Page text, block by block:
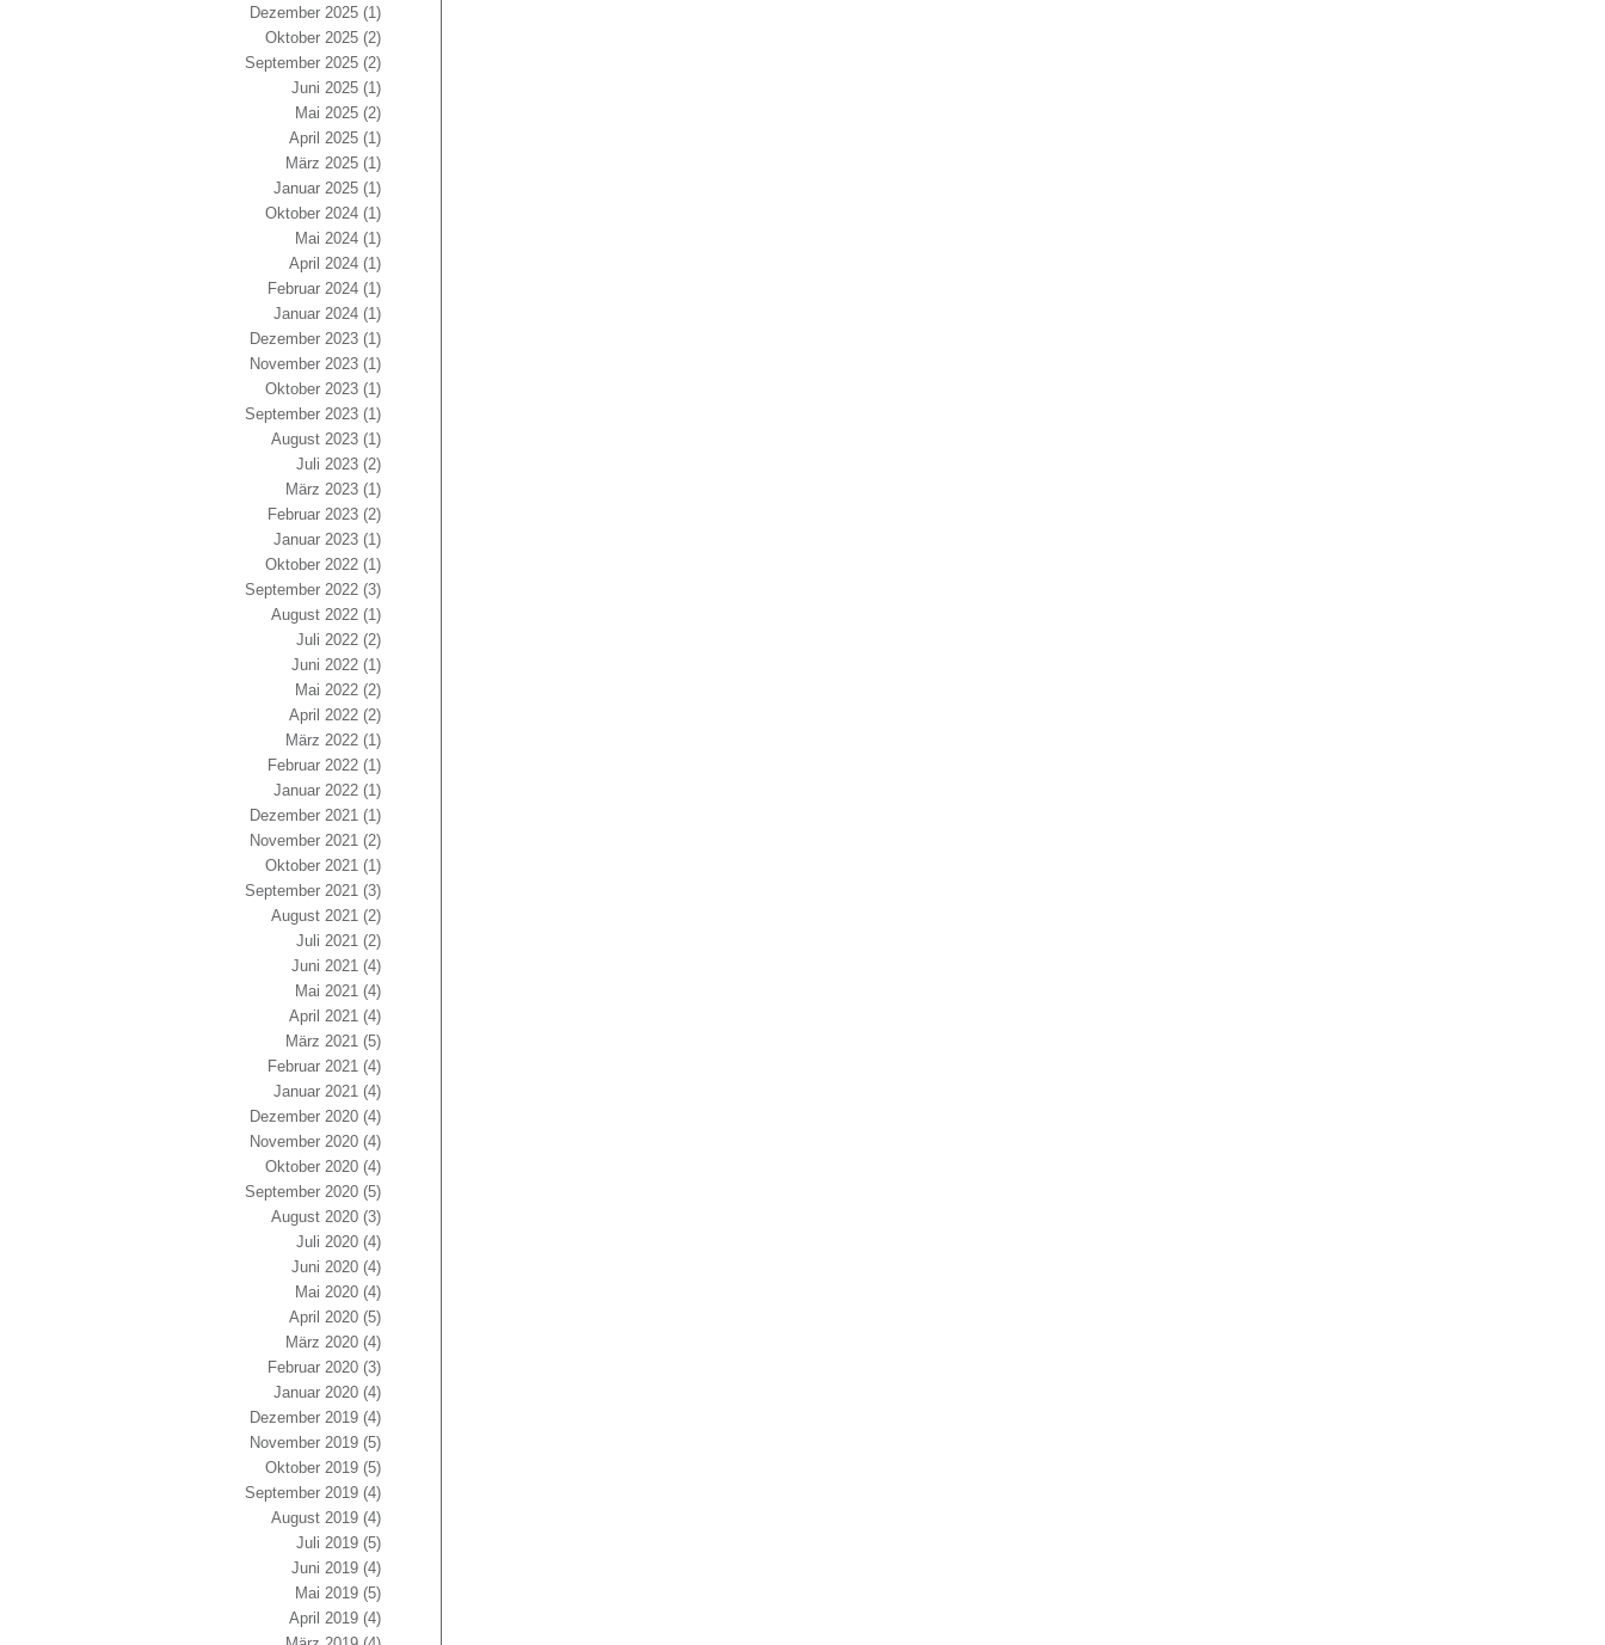
Dezember 2025(1)
Oktober 2025(2)
September 2025(2)
Juni 2025(1)
Mai 2025(2)
April 2025(1)
März 2025(1)
Januar 2025(1)
Oktober 2024(1)
Mai 2024(1)
April 2024(1)
Februar 2024(1)
Januar 2024(1)
Dezember 2023(1)
November 2023(1)
Oktober 2023(1)
September 2023(1)
August 2023(1)
Juli 2023(2)
März 2023(1)
Februar 2023(2)
Januar 2023(1)
Oktober 2022(1)
September 2022(3)
August 2022(1)
Juli 2022(2)
Juni 2022(1)
Mai 2022(2)
April 2022(2)
März 2022(1)
Februar 2022(1)
Januar 2022(1)
Dezember 2021(1)
November 2021(2)
Oktober 2021(1)
September 2021(3)
August 2021(2)
Juli 2021(2)
Juni 2021(4)
Mai 2021(4)
April 2021(4)
März 2021(5)
Februar 2021(4)
Januar 2021(4)
Dezember 2020(4)
November 2020(4)
Oktober 2020(4)
September 2020(5)
August 2020(3)
Juli 2020(4)
Juni 2020(4)
Mai 2020(4)
April 2020(5)
März 2020(4)
Februar 2020(3)
Januar 2020(4)
Dezember 2019(4)
November 2019(5)
Oktober 2019(5)
September 2019(4)
August 2019(4)
Juli 2019(5)
Juni 2019(4)
Mai 2019(5)
April 2019(4)